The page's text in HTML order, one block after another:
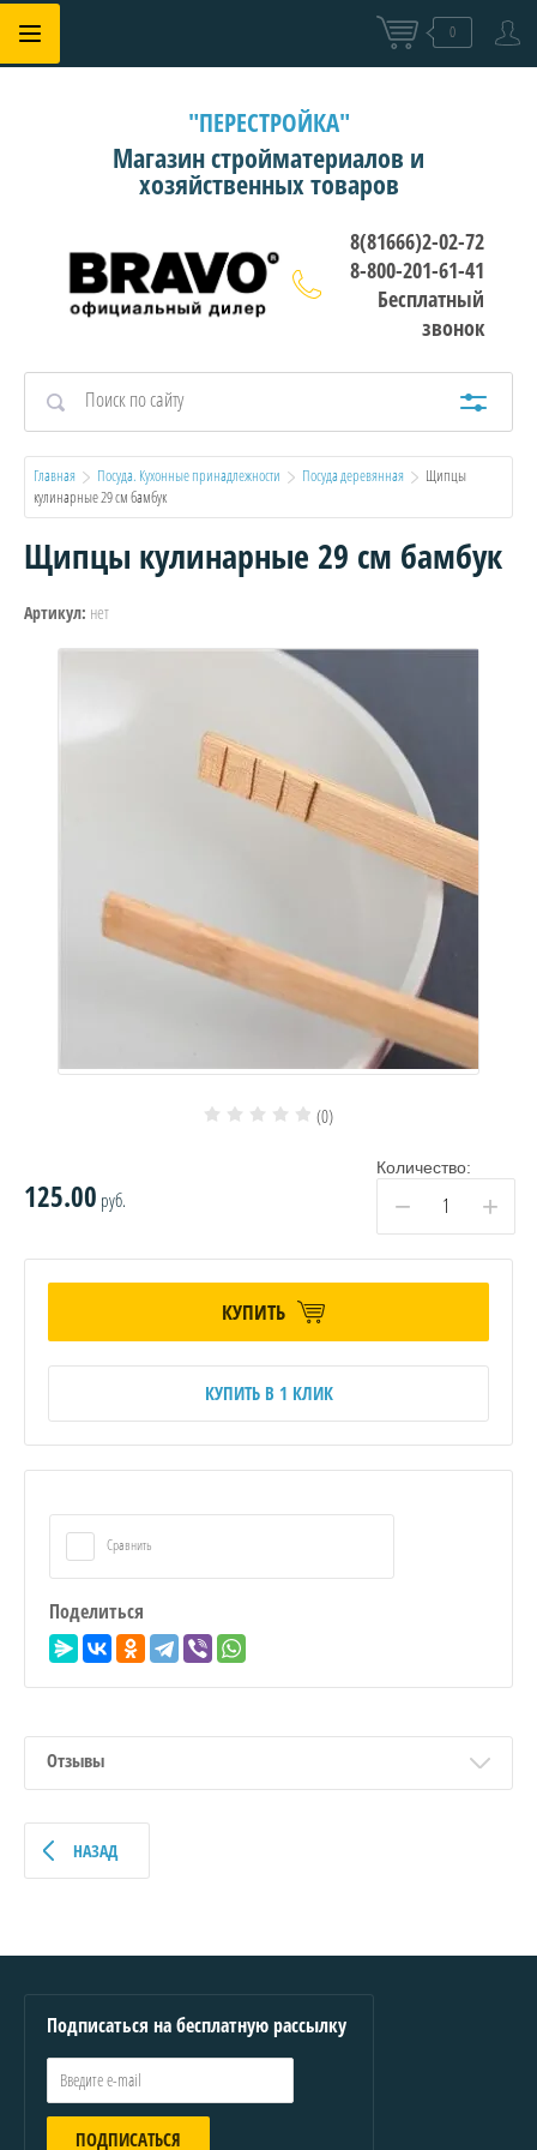
0
"ПЕРЕСТРОЙКА"
Магазин стройматериалов и
хозяйственных товаров
8(81666)2-02-72
8-800-201-61-41
Бесплатный
звонок
Главная Посуда. Кухонные принадлежности Посуда деревянная
  Щипцы
кулинарные 29 см бамбук
Щипцы кулинарные 29 см бамбук
Артикул: нет
(0)
125.00 руб.
Количество:
− +
КУПИТЬ
КУПИТЬ В 1 КЛИК
Сравнить
Поделиться
Отзывы
НАЗАД
Подписаться на бесплатную рассылку
ПОДПИСАТЬСЯ